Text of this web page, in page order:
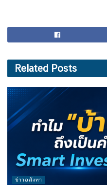
Related Posts
ข่าวอสังหา